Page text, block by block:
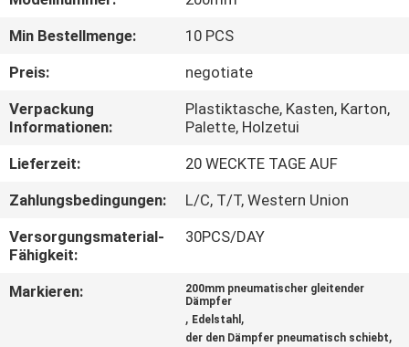
QUALITÄTSKONTROLLE
KONTAKT
MIT
UNS
NACHRICHTEN
FÄLLE
Min Bestellmenge:
10 PCS
Preis:
negotiate
Verpackung
Informationen:
Plastiktasche, Kasten, Karton,
Palette, Holzetui
Lieferzeit:
20 WECKTE TAGE AUF
Zahlungsbedingungen:
L/C, T/T, Western Union
Versorgungsmaterial-
Fähigkeit:
30PCS/DAY
Markieren:
200mm pneumatischer gleitender
Dämpfer
, Edelstahl ,
der den Dämpfer pneumatisch schiebt,